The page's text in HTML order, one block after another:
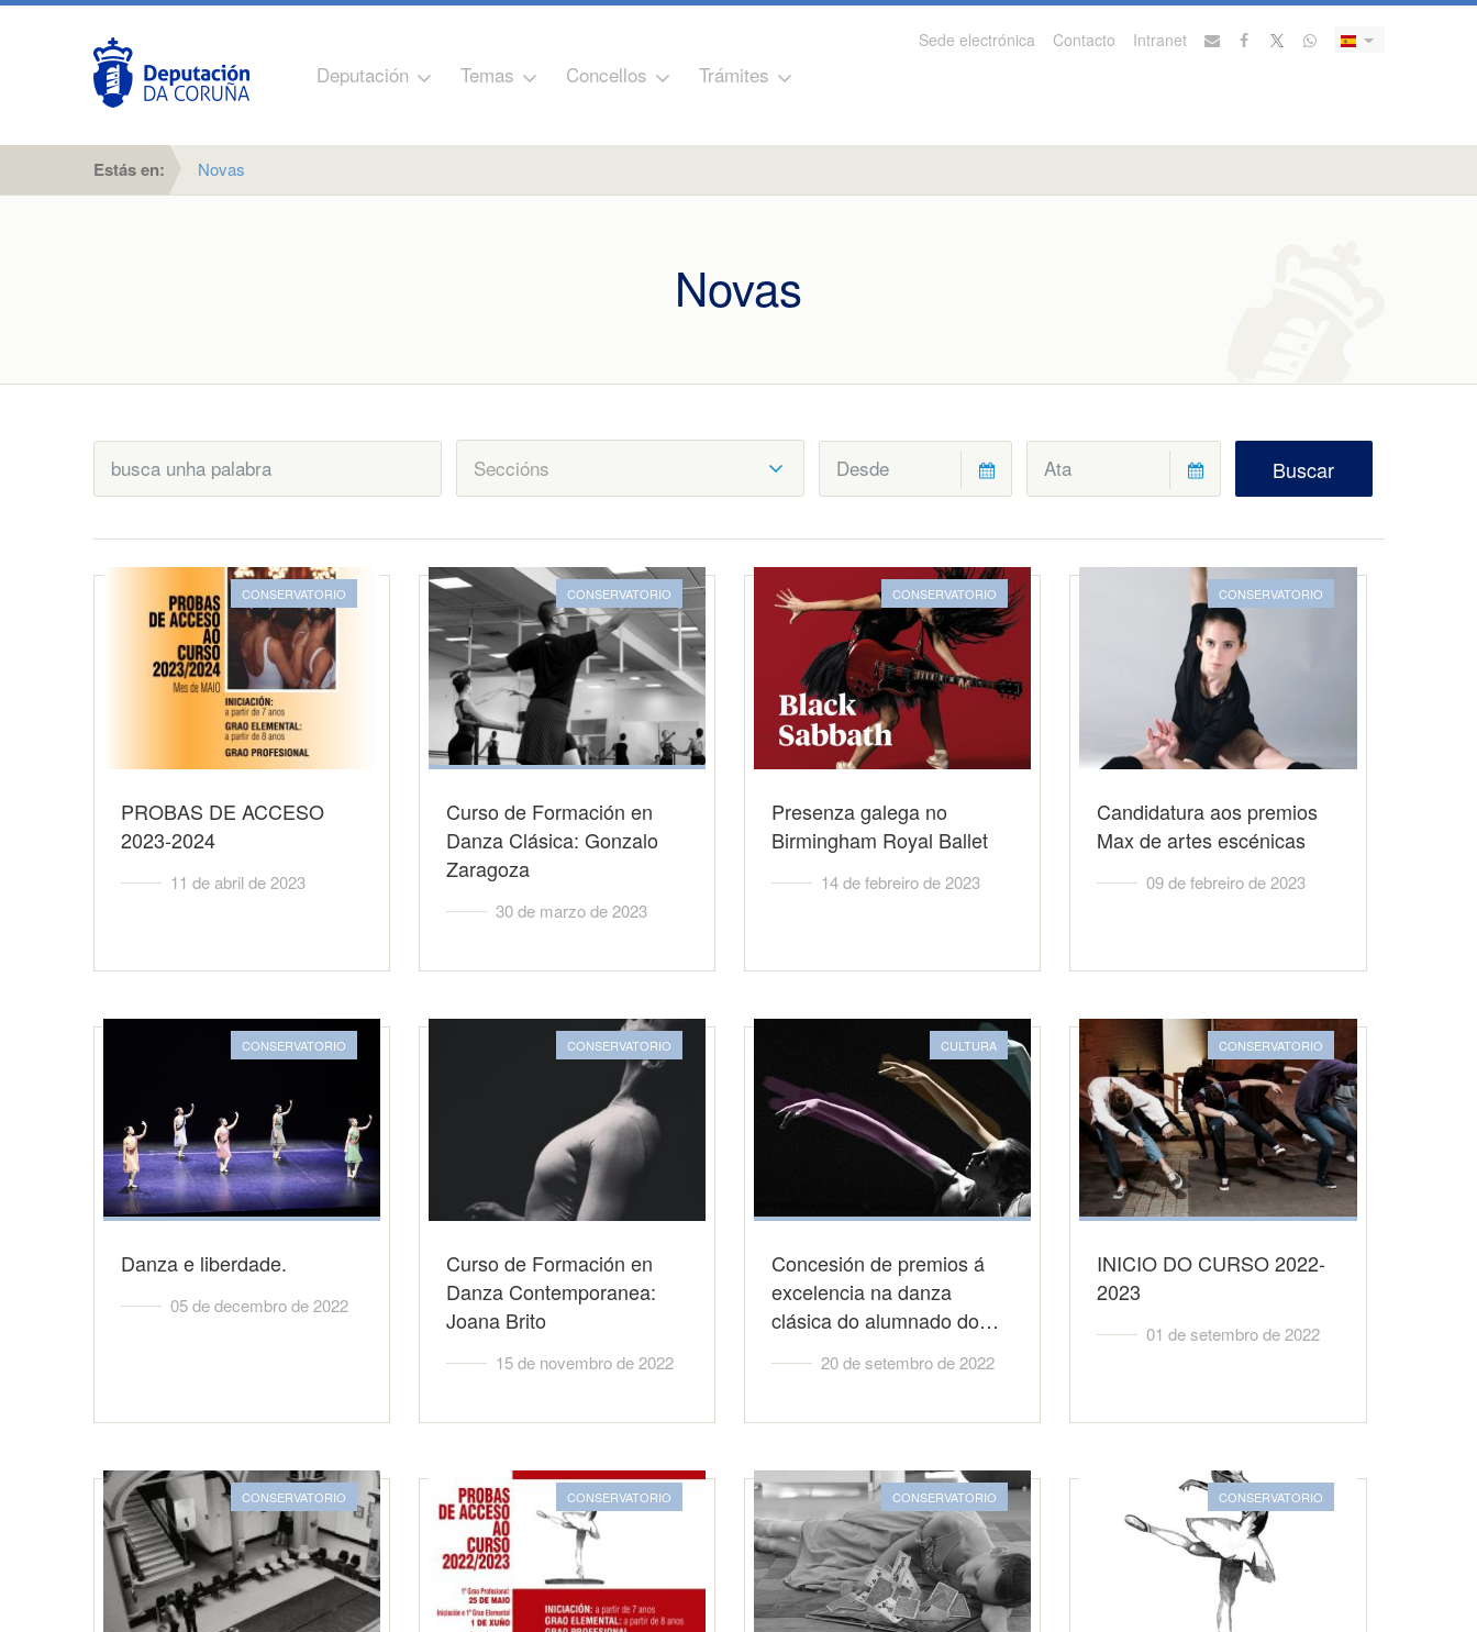
Sede electrónica Contacto Intranet
Deputación Temas Concellos Trámites
Estás en: Novas
Novas
Buscar
CONSERVATORIO
PROBAS DE ACCESO
2023-2024
11 de abril de 2023
CONSERVATORIO
Curso de Formación en
Danza Clásica: Gonzalo
Zaragoza
30 de marzo de 2023
CONSERVATORIO
Presenza galega no
Birmingham Royal Ballet
14 de febreiro de 2023
CONSERVATORIO
Candidatura aos premios
Max de artes escénicas
09 de febreiro de 2023
CONSERVATORIO
Danza e liberdade.
05 de decembro de 2022
CONSERVATORIO
Curso de Formación en
Danza Contemporanea:
Joana Brito
15 de novembro de 2022
CULTURA
Concesión de premios á
excelencia na danza
clásica do alumnado do…
20 de setembro de 2022
CONSERVATORIO
INICIO DO CURSO 2022-
2023
01 de setembro de 2022
CONSERVATORIO CONSERVATORIO CONSERVATORIO CONSERVATORIO